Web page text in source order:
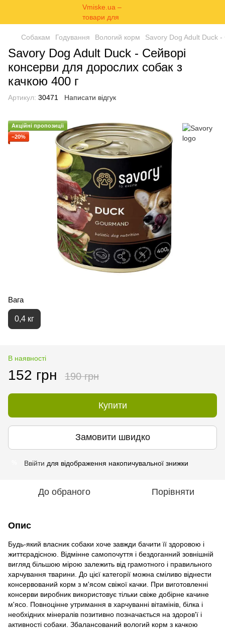
Собакам Годування Вологий корм Savory Dog Adult Duck -
Savory Dog Adult Duck - Сейворі
консерви для дорослих собак з
качкою 400 г
Артикул: 30471 Написати відгук
Акційні пропозиції
−20%
Вага
0,4 кг
В наявності
152 грн 190 грн
Купити
Замовити швидко
Ввійти для відображення накопичувальної знижки
До обраного Порівняти
Опис
Будь-який власник собаки хоче завжди бачити її здоровою і
життєрадісною. Відмінне самопочуття і бездоганний зовнішній
вигляд більшою мірою залежить від грамотного і правильного
харчування тварини. До цієї категорії можна сміливо віднести
консервований корм з м'ясом свіжої качки. При виготовленні
консерви виробник використовує тільки свіже добірне качине
м'ясо. Повноцінне утримання в харчуванні вітамінів, білка і
необхідних мінералів позитивно позначається на здоров'ї і
активності собаки. Збалансований вологий корм з качкою